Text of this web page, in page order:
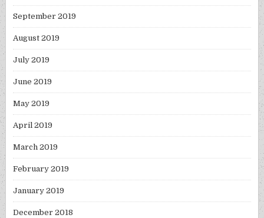
September 2019
August 2019
July 2019
June 2019
May 2019
April 2019
March 2019
February 2019
January 2019
December 2018